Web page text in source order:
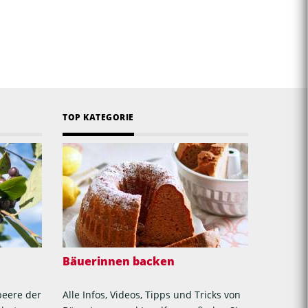
der
TOP KATEGORIE
Bäuerinnen backen
Alle Infos, Videos, Tipps und Tricks von